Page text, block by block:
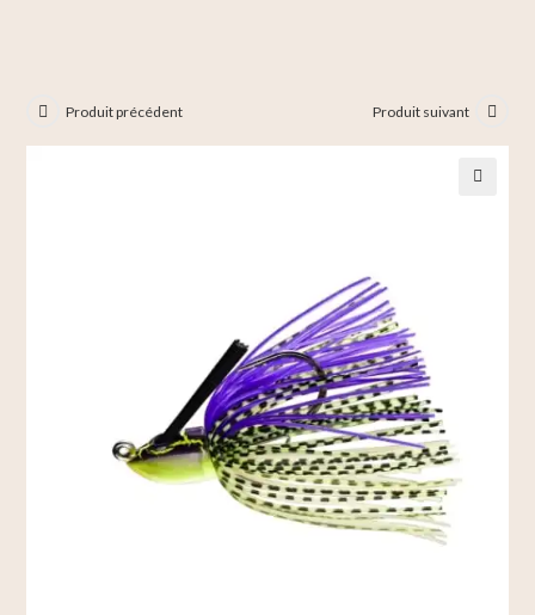
Produit précédent Produit suivant